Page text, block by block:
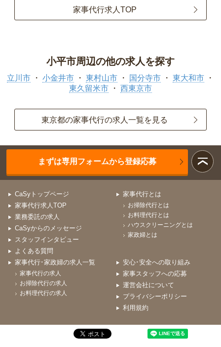
家事代行求人TOP
小平市周辺の他の求人を探す
立川市 小金井市 東村山市 国分寺市
東大和市
東久留米市
西東京市
東京都の家事代行の求人一覧を見る
まずは専用フォームから登録応募
CaSyトップページ
家事代行求人TOP
業務委託の求人
CaSyからのメッセージ
スタッフインタビュー
よくある質問
家事代行とは
お掃除代行とは
お料理代行とは
ハウスクリーニングとは
家政婦とは
家事代行･家政婦の求人一覧
家事代行の求人
お掃除代行の求人
お料理代行の求人
安心･安全への取り組み
家事スタッフへの応募
運営会社について
プライバシーポリシー
利用規約